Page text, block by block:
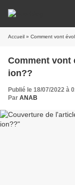
Accueil » Comment vont
Comment vont
ion??
Publié le 18/07/2022 à
Par ANAB